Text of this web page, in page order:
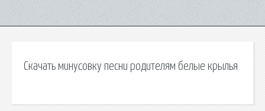
Скачать минусовку песни родителям белые крылья